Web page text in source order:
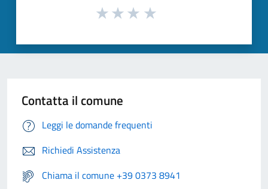
Contatta il comune
Leggi le domande frequenti
Richiedi Assistenza
Chiama il comune +39 0373 8941